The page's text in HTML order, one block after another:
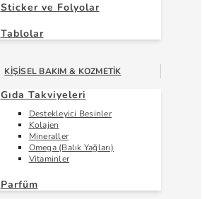
Sticker ve Folyolar
Tablolar
KIŞISEL BAKIM & KOZMETIK
Gıda Takviyeleri
Destekleyici Besinler
Kolajen
Mineraller
Omega (Balık Yağları)
Vitaminler
Parfüm